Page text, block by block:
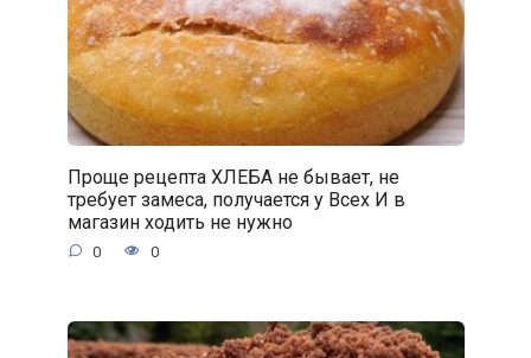
Проще рецепта ХЛЕБА не бывает, не
требует замеса, получается у Всех И в
магазин ходить не нужно
0 0